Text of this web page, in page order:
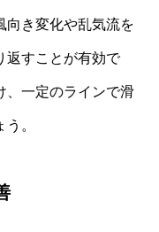
向き変化や乱気流を
返すことが有効で
、一定のラインで滑
。